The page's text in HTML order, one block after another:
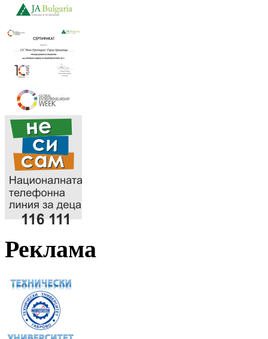
Реклама